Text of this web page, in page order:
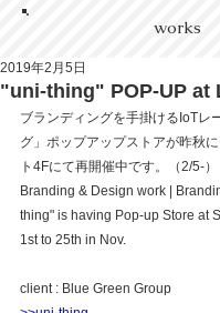
works
"uni-thing" POP-UP at
2019年2月5日
ブランディングを手掛けるIoTレ
グ」ポップアップストアが昨秋
ト4Fにて再開催中です。（2/5-）
Branding & Design work |
thing" is having Pop-up Store at
1st to 25th in Nov.
client : Blue Green Group